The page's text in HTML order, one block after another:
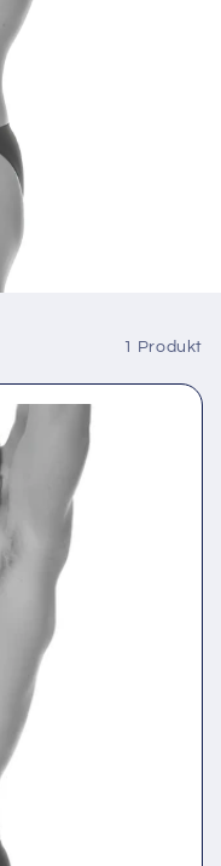
1 Produkt